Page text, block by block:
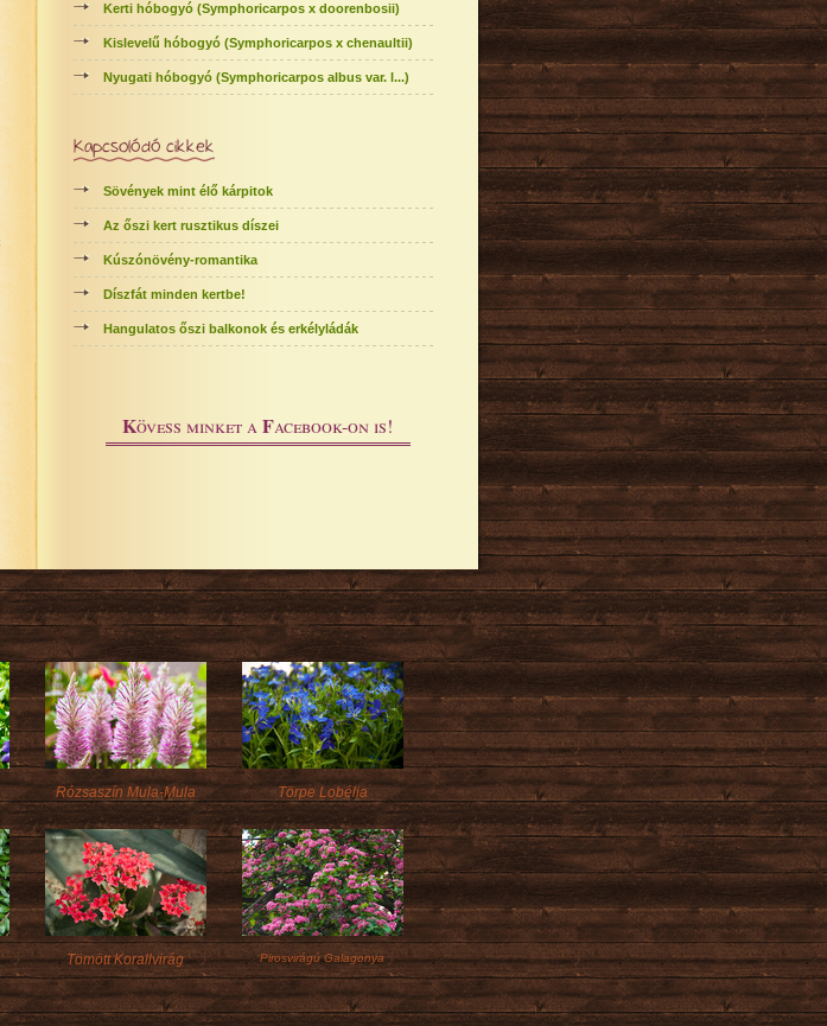
Kerti hóbogyó (Symphoricarpos x doorenbosii)
Kislevelű hóbogyó (Symphoricarpos x chenaultii)
Nyugati hóbogyó (Symphoricarpos albus var. l...)
Kapcsolódó cikkek
Sövények mint élő kárpitok
Az őszi kert rusztikus díszei
Kúszónövény-romantika
Díszfát minden kertbe!
Hangulatos őszi balkonok és erkélyládák
Kövess minket a Facebook-on is!
Rózsaszín Mula-Mula Törpe Lobélia
Tömött Korallvirág Pirosvirágú Galagonya